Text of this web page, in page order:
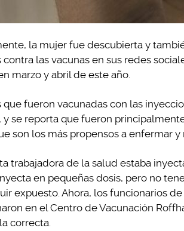
la mujer fue descubierta y
las vacunas en sus redes
marzo y abril de este año.
que fueron vacunadas con las
y se reporta que fueron
son los más propensos a enfermar
trabajadora de la salud estaba
en pequeñas dosis, pero no
expuesto. Ahora, los funcionarios
en el Centro de Vacunación
correcta.